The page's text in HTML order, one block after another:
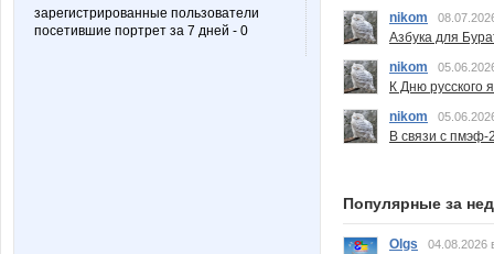
зарегистрированные пользователи
посетившие портрет за 7 дней - 0
nikom
Азбука для
nikom
К Дню русского
nikom
В связи с пмэф-
Популярные за
Olgs 04.08.2026